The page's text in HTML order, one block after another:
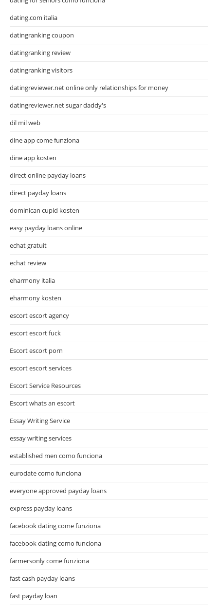
dating.com italia
datingranking coupon
datingranking review
datingranking visitors
datingreviewer.net online only relationships for money
datingreviewer.net sugar daddy's
dil mil web
dine app come funziona
dine app kosten
direct online payday loans
direct payday loans
dominican cupid kosten
easy payday loans online
echat gratuit
echat review
eharmony italia
eharmony kosten
escort escort agency
escort escort fuck
Escort escort porn
escort escort services
Escort Service Resources
Escort whats an escort
Essay Writing Service
essay writing services
established men como funciona
eurodate como funciona
everyone approved payday loans
express payday loans
facebook dating come funziona
facebook dating como funciona
farmersonly come funziona
fast cash payday loans
fast payday loan